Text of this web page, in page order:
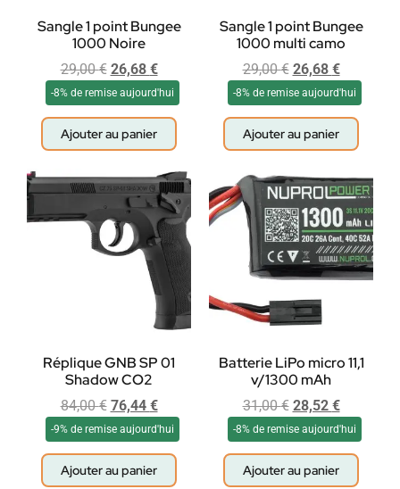
Sangle 1 point Bungee
1000 Noire
29,00€ 26,68 €
-8% de remise aujourd'hui
Ajouter au panier
Sangle 1 point Bungee
1000 multi camo
29,00€ 26,68 €
-8% de remise aujourd'hui
Ajouter au panier
Réplique GNB SP 01
Shadow CO2
84,00€ 76,44 €
-9% de remise aujourd'hui
Ajouter au panier
Batterie LiPo micro 11,1
v/1300 mAh
31,00€ 28,52 €
-8% de remise aujourd'hui
Ajouter au panier